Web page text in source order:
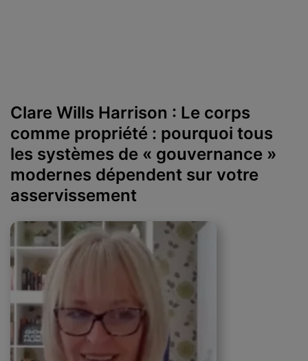
Clare Wills Harrison : Le corps
comme propriété : pourquoi tous
les systèmes de « gouvernance »
modernes dépendent sur votre
asservissement